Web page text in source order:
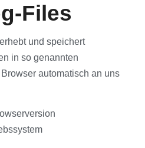
Files
und speichert
in so genannten
automatisch an uns